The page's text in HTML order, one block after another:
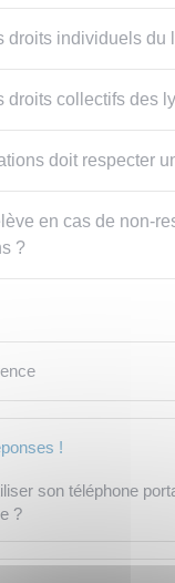
droits individuels du
droits collectifs des
doit respecter
en cas de non-
?
!
son téléphone
?